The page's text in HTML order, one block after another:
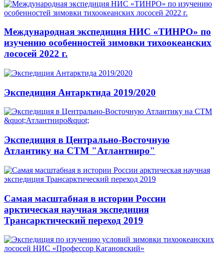
Международная экспедиция НИС «ТИНРО» по
изучению особенностей зимовки тихоокеанских
лососей 2022 г.
Экспедиция Антарктида 2019/2020
Экспедиция в Центрально-Восточную
Атлантику на СТМ "Атлантниро"
Самая масштабная в истории России
арктическая научная экспедиция
Трансарктический переход 2019